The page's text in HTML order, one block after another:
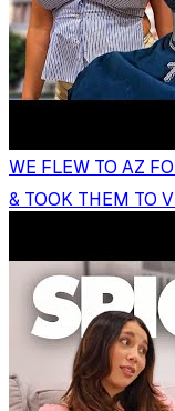
WE FLEW TO AZ
& TOOK THEM TO